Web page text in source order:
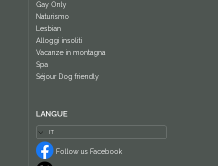
Gay Only
Naturismo
Lesbian
Alloggi insoliti
Vacanze in montagna
Spa
Séjour Dog friendly
LANGUE
Follow us Facebook